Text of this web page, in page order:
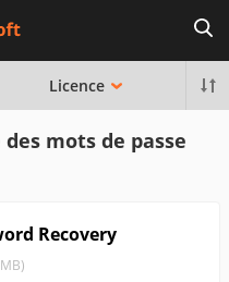
Licence
mots de passe
Recovery